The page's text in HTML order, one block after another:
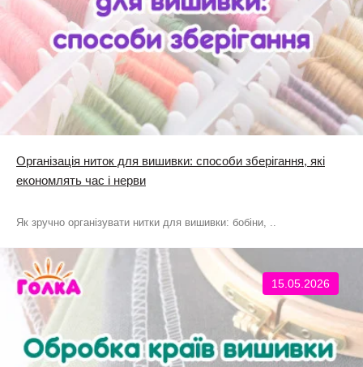
Організація ниток для вишивки: способи зберігання, які
економлять час і нерви
Як зручно організувати нитки для вишивки: бобіни, ..
15.05.2026